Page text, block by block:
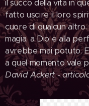
il succo della vita in
fatto uscire il loro
cuore di qualcun
magia, a Dio e alla
avrebbe mai potuto.
a quel momento vale
David Ackert -